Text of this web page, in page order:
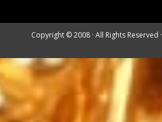
Copyright © 2008 · All Rights Reserved ·